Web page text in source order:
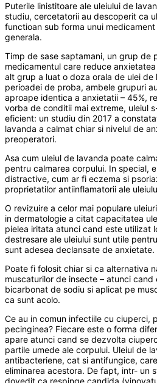
Puterile linistitoare ale uleiului de
studiu, cercetatorii au descoperit ca
functioan sub forma unui
generala.
Timp de sase saptamani, un grup de
medicamentul care reduce
alt grup a luat o doza orala de ulei de
perioadei de proba, ambele grupuri
aproape identica a anxietatii – 45%,
vorba de conditii mai extreme, uleiul
eficient: un studiu din 2017 a
lavanda a calmat chiar si nivelul de
preoperatori.
Asa cum uleiul de lavanda poate
pentru calmarea corpului. In special,
distractive, cum ar fi eczema si
proprietatilor antiinflamatorii ale
O revizuire a celor mai populare
in dermatologie a citat capacitatea
pielea iritata atunci cand este utilizat
destresare ale uleiului sunt utile
sunt adesea declansate de anxietate.
Poate fi folosit chiar si ca alternativa
muscaturilor de insecte – atunci
bicarbonat de sodiu si aplicat pe
ca sunt acolo.
Ce au in comun infectiile cu ciuperci,
pecinginea? Fiecare este o forma
apare atunci cand se dezvolta
partile umede ale corpului. Uleiul de
antibacteriene, cat si antifungice,
eliminarea acestora. De fapt, intr- un